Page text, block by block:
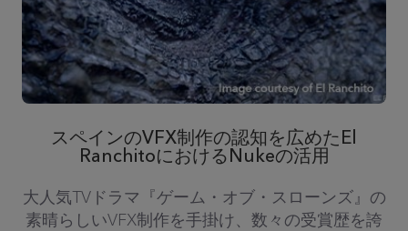
スペインのVFX制作の認知を広めたEl
RanchitoにおけるNukeの活用
大人気TVドラマ『ゲーム・オブ・スローンズ』の
素晴らしいVFX制作を手掛け、数々の受賞歴を誇